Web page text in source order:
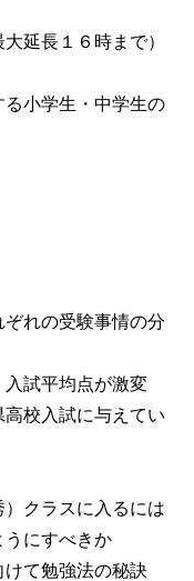
長１６時まで）
小学生・中学生の
ぞれの受験事情の分
入試平均点が激変
高校入試に与えてい
）クラスに入るには
うにすべきか
けて勉強法の秘訣